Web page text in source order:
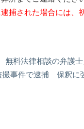
捕された場合には、
料法律相談の弁護士
撮事件で逮捕 保釈に